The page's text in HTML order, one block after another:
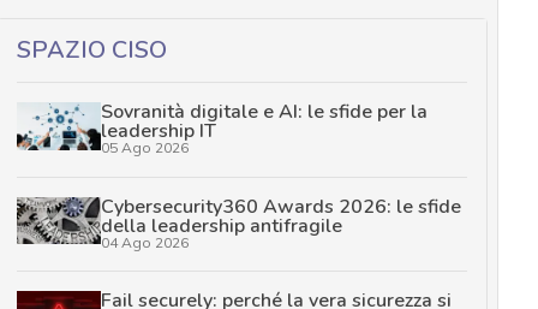
SPAZIO CISO
Sovranità digitale e AI: le sfide per la
leadership IT
05 Ago 2026
Cybersecurity360 Awards 2026: le sfide
della leadership antifragile
04 Ago 2026
Fail securely: perché la vera sicurezza si